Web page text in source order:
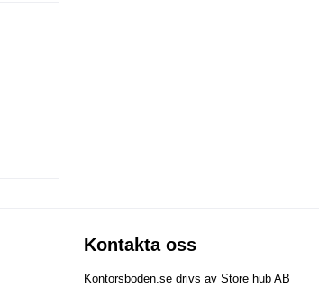
Kontakta oss
Kontorsboden.se drivs av Store hub AB